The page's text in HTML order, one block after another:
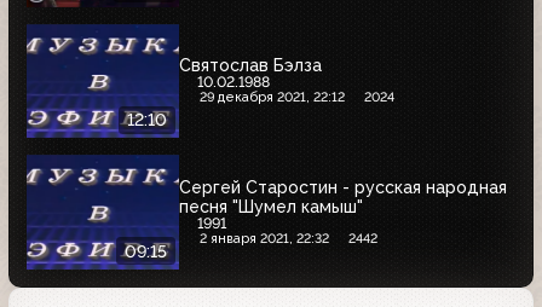
12:10
Святослав Бэлза
10.02.1988
29 декабря 2021, 22:12 2024
09:15
Сергей Старостин - русская народная
песня "Шумел камыш"
1991
2 января 2021, 22:32 2442